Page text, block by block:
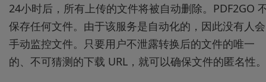
24小时后，所有上传的文件将被自动删除。PDF2GO
保存任何文件。由于该服务是自动化的，因此没有人会
手动监控文件。只要用户不泄露转换后的文件的唯一
的、不可猜测的下载 URL，就可以确保文件的匿名性。